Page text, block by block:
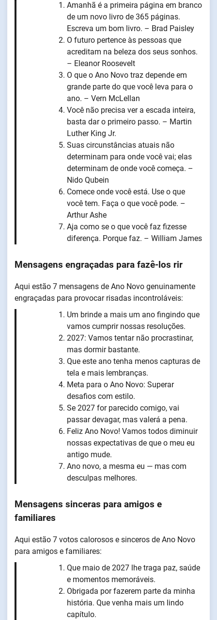
Amanhã é a primeira página em branco
de um novo livro de 365 páginas.
Escreva um bom livro. – Brad Paisley
O futuro pertence às pessoas que
acreditam na beleza dos seus sonhos.
– Eleanor Roosevelt
O que o Ano Novo traz depende em
grande parte do que você leva para o
ano. – Vern McLellan
Você não precisa ver a escada inteira,
basta dar o primeiro passo. – Martin
Luther King Jr.
Suas circunstâncias atuais não
determinam para onde você vai; elas
determinam de onde você começa. –
Nido Qubein
Comece onde você está. Use o que
você tem. Faça o que você pode. –
Arthur Ashe
Aja como se o que você faz fizesse
diferença. Porque faz. – William James
Mensagens engraçadas para fazê-los rir
Aqui estão 7 mensagens de Ano Novo genuinamente
engraçadas para provocar risadas incontroláveis:
Um brinde a mais um ano fingindo que
vamos cumprir nossas resoluções.
2027: Vamos tentar não procrastinar,
mas dormir bastante.
Que este ano tenha menos capturas de
tela e mais lembranças.
Meta para o Ano Novo: Superar
desafios com estilo.
Se 2027 for parecido comigo, vai
passar devagar, mas valerá a pena.
Feliz Ano Novo! Vamos todos diminuir
nossas expectativas de que o meu eu
antigo mude.
Ano novo, a mesma eu — mas com
desculpas melhores.
Mensagens sinceras para amigos e
familiares
Aqui estão 7 votos calorosos e sinceros de Ano Novo
para amigos e familiares:
Que maio de 2027 lhe traga paz, saúde
e momentos memoráveis.
Obrigada por fazerem parte da minha
história. Que venha mais um lindo
capítulo.